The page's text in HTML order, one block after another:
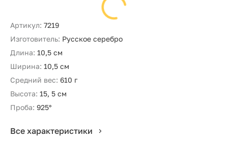
Артикул: 7219
Изготовитель: Русское серебро
Длина: 10,5 см
Ширина: 10,5 см
Средний вес: 610 г
Высота: 15, 5 см
Проба: 925°
Все характеристики